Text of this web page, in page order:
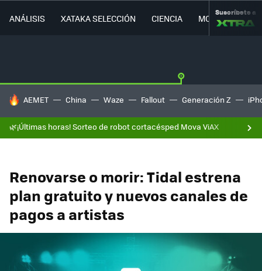
ANÁLISIS XATAKA SELECCIÓN CIENCIA MOVILIDAD
Suscríbete a
HOY SE HABLA DE
AEMET China Waze Fallout Generación Z
🌿¡Últimas horas! Sorteo de robot cortacésped Mova ViAX
Renovarse o morir: Tidal estrena
plan gratuito y nuevos canales de
pagos a artistas